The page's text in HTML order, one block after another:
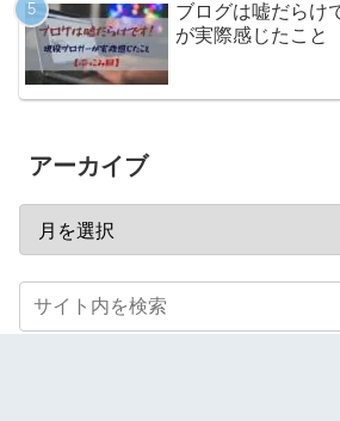
ブログは嘘だらけ
が実際感じたこと
アーカイブ